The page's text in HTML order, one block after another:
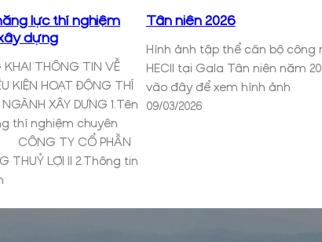
lực thí nghiệm
dựng
THÔNG TIN VỀ
KIỆN HOẠT ĐỘNG THÍ
XÂY DỰNG 1.Tên
thí nghiệm chuyên
TY CỔ PHẦN
THUỶ LỢI II 2.Thông tin
Tân niên 2026
Hình ảnh tập thể cán bộ công
HECII tại Gala Tân niên năm
vào đây để xem hình ảnh
09/03/2026